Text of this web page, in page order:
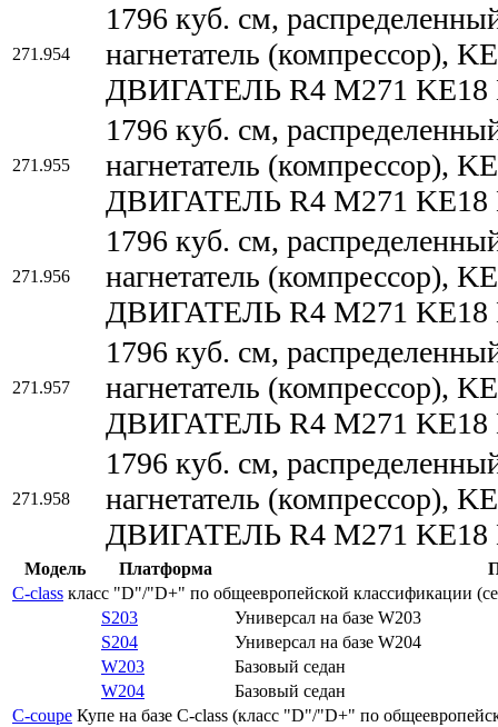
271.954
1796 куб. см,
нагнетатель
ДВИГАТЕЛЬ R4 M271 KE18
271.955
1796 куб. см,
нагнетатель
ДВИГАТЕЛЬ R4 M271 KE18
271.956
1796 куб. см,
нагнетатель
ДВИГАТЕЛЬ R4 M271 KE18
271.957
1796 куб. см,
нагнетатель
ДВИГАТЕЛЬ R4 M271 KE18
271.958
1796 куб. см,
нагнетатель
ДВИГАТЕЛЬ R4 M271 KE18
Модель Платформа
C-class класс "D"/"D+" по общеевропейской классификации
S203
Универсал на базе W203
S204
Универсал на базе W204
W203
Базовый седан
W204
Базовый седан
C-coupe Купе на базе C-class (класс "D"/"D+" по